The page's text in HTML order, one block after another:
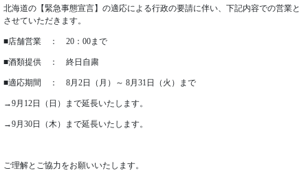
北海道の【緊急事態宣言】の適応による行政の要請に伴い、下記内容での営業と
させていただきます。
■店舗営業 ： 20：00まで
■酒類提供 ： 終日自粛
■適応期間 ： 8月2日（月）～ 8月31日（火）まで
→9月12日（日）まで延長いたします。
→9月30日（木）まで延長いたします。
ご理解とご協力をお願いいたします。